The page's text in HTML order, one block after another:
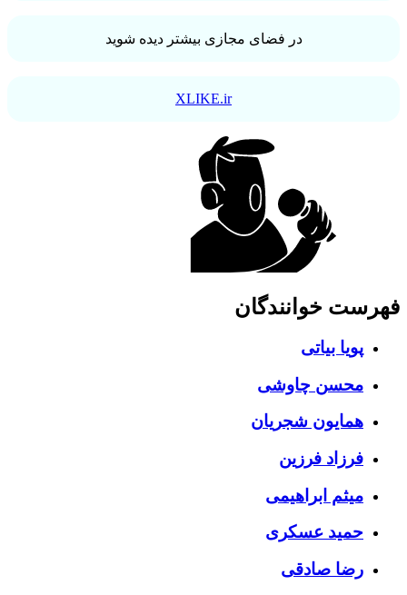
در فضای مجازی بیشتر دیده شوید
XLIKE.ir
خوانندگان
پویا بیاتی
محسن چاوشی
همایون شجریان
فرزاد فرزین
میثم ابراهیمی
حمید عسکری
رضا صادقی